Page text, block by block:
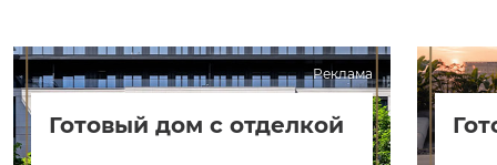
Реклама
Готовый дом с отделкой